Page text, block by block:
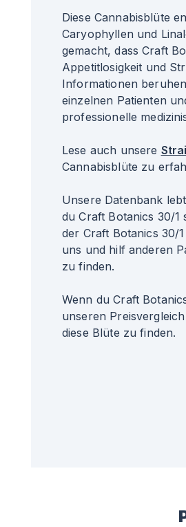
Diese Cannabisblüte
Caryophyllen und
gemacht, dass Craft
Appetitlosigkeit und
Informationen
einzelnen Patienten
professionelle
Lese auch unsere
Cannabisblüte zu
Unsere Datenbank
du Craft Botanics 30/
der Craft Botanics 30/
uns und hilf anderen
zu finden.
Wenn du Craft
unseren
diese Blüte zu finden.